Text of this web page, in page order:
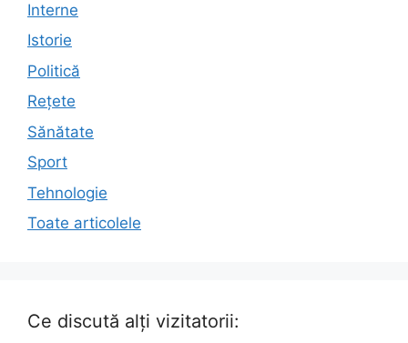
Interne
Istorie
Politică
Rețete
Sănătate
Sport
Tehnologie
Toate articolele
Ce discută alți vizitatorii: